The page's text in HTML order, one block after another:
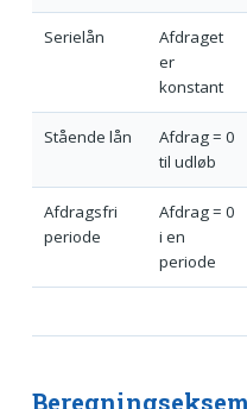
Serielån
Afdraget
er
konstant
Stående lån
Afdrag = 0
til udløb
Afdragsfri
periode
Afdrag = 0
i en
periode